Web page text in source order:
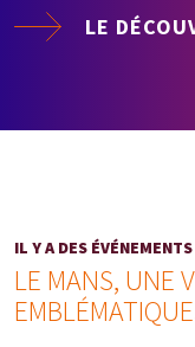
LE
IL Y A DES
LE MANS, UNE